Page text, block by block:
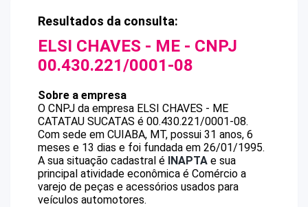
Resultados da consulta:
ELSI CHAVES - ME - CNPJ
00.430.221/0001-08
Sobre a empresa
O CNPJ da empresa ELSI CHAVES - ME
CATATAU SUCATAS é 00.430.221/0001-08.
Com sede em CUIABA, MT, possui 31 anos, 6
meses e 13 dias e foi fundada em 26/01/1995.
A sua situação cadastral é INAPTA e sua
principal atividade econômica é Comércio a
varejo de peças e acessórios usados para
veículos automotores.